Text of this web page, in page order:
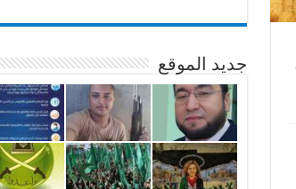
جديد الموقع